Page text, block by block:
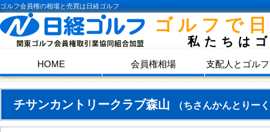
ゴルフ会員権の相場と売買は日経ゴルフ
ゴルフで
私たちは
HOME 会員権相場 支配人とゴル
チサンカントリークラブ森山 （ちさんかんとりー